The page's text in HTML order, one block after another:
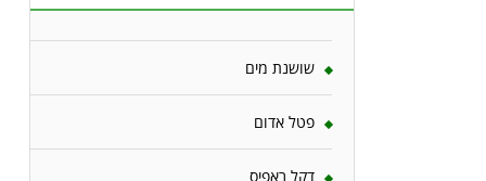
שושנת מים
פטל אדום
דקל ראפיס